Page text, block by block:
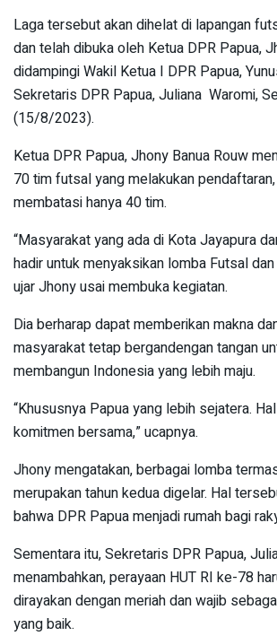
Laga tersebut akan dihelat di lapangan
dan telah dibuka oleh Ketua DPR Papua,
didampingi Wakil Ketua I DPR Papua,
Sekretaris DPR Papua, Juliana Waromi,
(15/8/2023).
Ketua DPR Papua, Jhony Banua Rouw
70 tim futsal yang melakukan
membatasi hanya 40 tim.
“Masyarakat yang ada di Kota Jayapura
hadir untuk menyaksikan lomba Futsal
ujar Jhony usai membuka kegiatan.
Dia berharap dapat memberikan makna
masyarakat tetap bergandengan tangan
membangun Indonesia yang lebih maju.
“Khususnya Papua yang lebih sejatera.
komitmen bersama,” ucapnya.
Jhony mengatakan, berbagai lomba
merupakan tahun kedua digelar. Hal
bahwa DPR Papua menjadi rumah bagi
Sementara itu, Sekretaris DPR Papua,
menambahkan, perayaan HUT RI ke-78
dirayakan dengan meriah dan wajib
yang baik.